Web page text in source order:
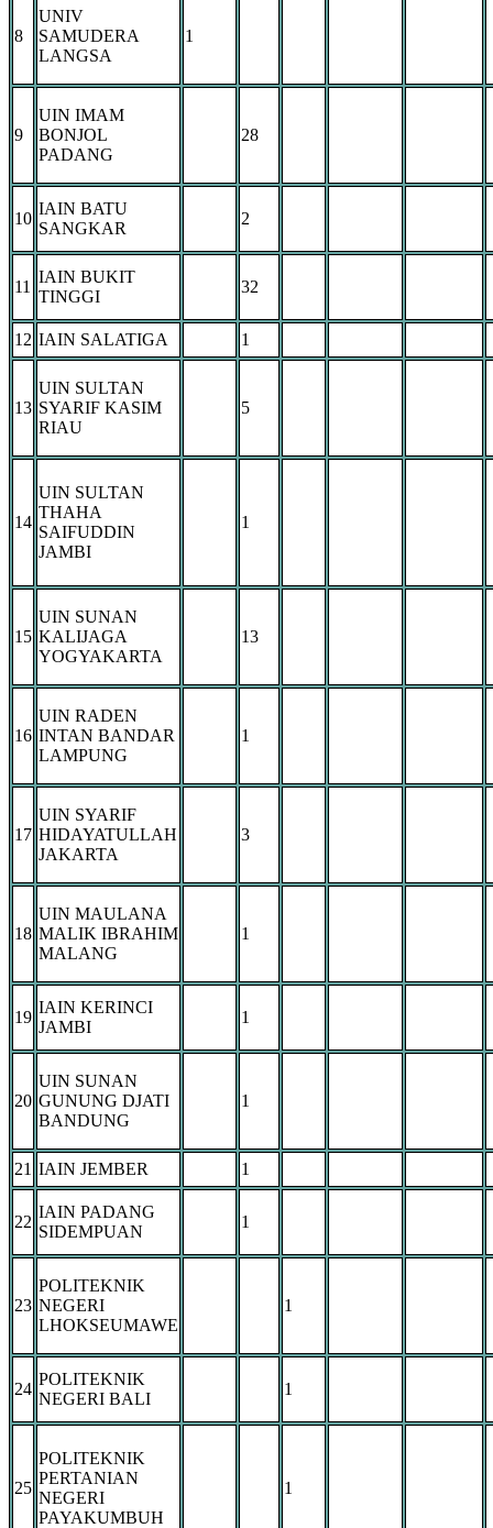
8
UNIV
SAMUDERA
LANGSA
1
9
UIN IMAM
BONJOL
PADANG
28
10
IAIN BATU
SANGKAR
2
11
IAIN BUKIT
TINGGI
32
12 IAIN SALATIGA 1
13
UIN SULTAN
SYARIF KASIM
RIAU
5
14
UIN SULTAN
THAHA
SAIFUDDIN
JAMBI
1
15
UIN SUNAN
KALIJAGA
YOGYAKARTA
13
16
UIN RADEN
INTAN BANDAR
LAMPUNG
1
17
UIN SYARIF
HIDAYATULLAH
JAKARTA
3
18
UIN MAULANA
MALIK IBRAHIM
MALANG
1
19
IAIN KERINCI
JAMBI
1
20
UIN SUNAN
GUNUNG DJATI
BANDUNG
1
21 IAIN JEMBER 1
22
IAIN PADANG
SIDEMPUAN
1
23
POLITEKNIK
NEGERI
LHOKSEUMAWE
1
24
POLITEKNIK
NEGERI BALI
1
25
POLITEKNIK
PERTANIAN
NEGERI
PAYAKUMBUH
1